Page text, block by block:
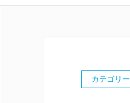
カテゴリ